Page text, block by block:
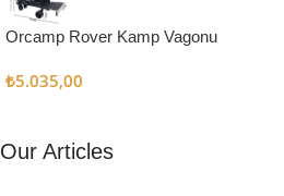
Keşfet
Orcamp Rover Kamp Vagonu
₺5.035,00
Our Articles